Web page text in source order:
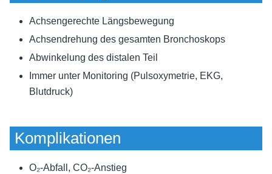
Achsengerechte Längsbewegung
Achsendrehung des gesamten Bronchoskops
Abwinkelung des distalen Teil
Immer unter Monitoring (Pulsoxymetrie, EKG,
Blutdruck)
Komplikationen
O₂-Abfall, CO₂-Anstieg